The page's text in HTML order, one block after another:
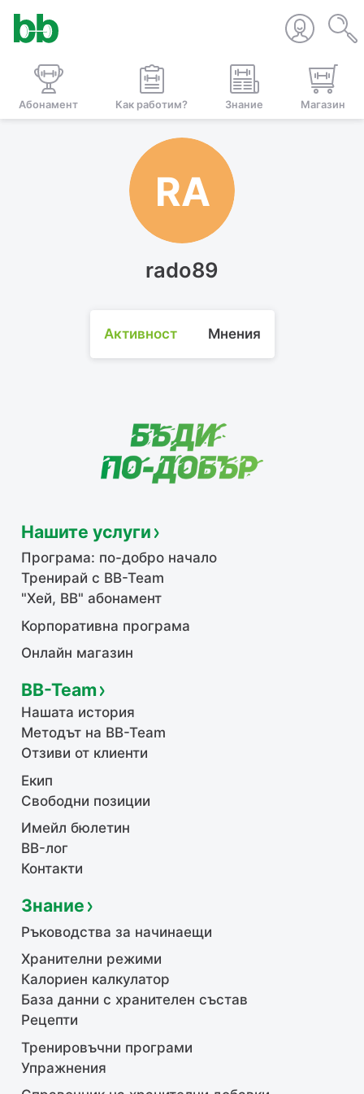
Абонамент Как работим? Знание Магазин
RA
rado89
Активност Мнения
Нашите услуги
Програма: по-добро начало
Тренирай с BB-Team
"Хей, ВВ" абонамент
Корпоративна програма
Онлайн магазин
BB-Team
Нашата история
Методът на BB-Team
Отзиви от клиенти
Екип
Свободни позиции
Имейл бюлетин
BB-лог
Контакти
Знание
Ръководства за начинаещи
Хранителни режими
Калориен калкулатор
База данни с хранителен състав
Рецепти
Тренировъчни програми
Упражнения